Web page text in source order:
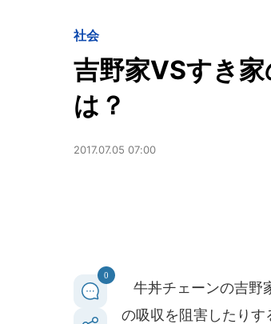
社会
吉野家VSすき
は？
2017.07.05 07:00
0
牛丼チェーンの吉野
の吸収を阻害したり